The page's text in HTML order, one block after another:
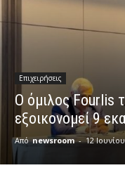
Επιχειρήσεις
Ο όμιλος Fourlis
εξοικονομεί 9
Από newsroom - 12